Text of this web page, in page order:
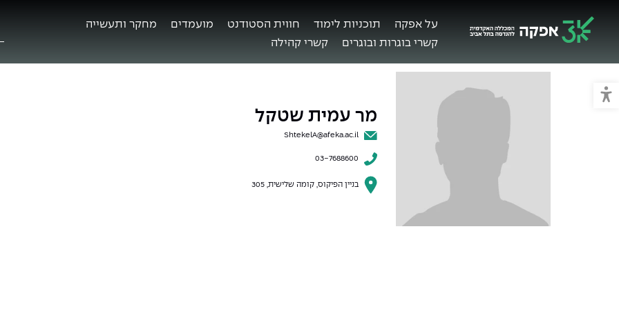
מעבר למצב נגיש
על אפקה תוכניות לימוד חווית הסטודנט מועמדים
מחקר ותעשייה
קשרי בוגרות ובוגרים
קשרי קהילה
מר עמית שטקל
ShtekelA@afeka.ac.il
03-7688600
בניין הפיקוס, קומה שלישית, 305